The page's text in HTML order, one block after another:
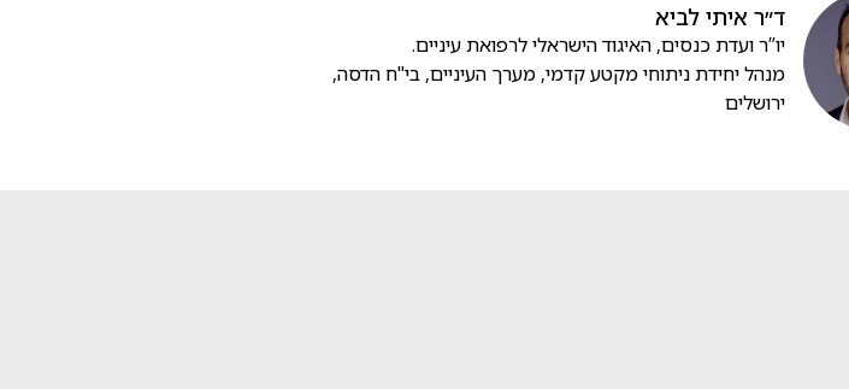
ד״ר איתי לביא
יו”ר ועדת כנסים, האיגוד הישראלי לרפואת עיניים.
מנהל יחידת ניתוחי מקטע קדמי, מערך העיניים, בי"ח הדסה,
ירושלים